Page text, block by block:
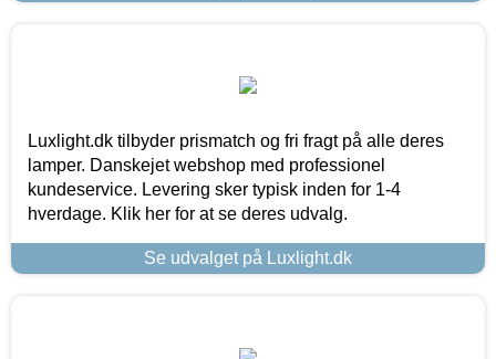
Luxlight.dk tilbyder prismatch og fri fragt på alle deres
lamper. Danskejet webshop med professionel
kundeservice. Levering sker typisk inden for 1-4
hverdage. Klik her for at se deres udvalg.
Se udvalget på Luxlight.dk